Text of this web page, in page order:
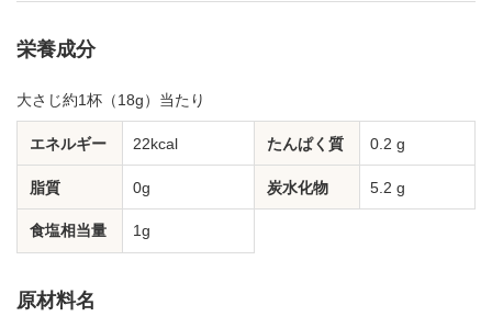
栄養成分
大さじ約1杯（18g）当たり
エネルギー 22kcal たんぱく質 0.2 g
脂質 0g 炭水化物 5.2 g
食塩相当量 1g
原材料名